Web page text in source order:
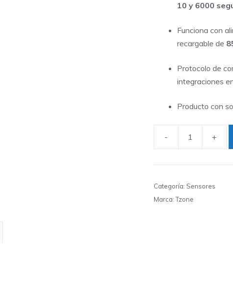
10 y 6000
Funciona con
recargable de
Protocolo de
integraciones
Producto con
-
Temp&Humedad
LoRa
+
Categoría: Sensores
Marca:Tzone